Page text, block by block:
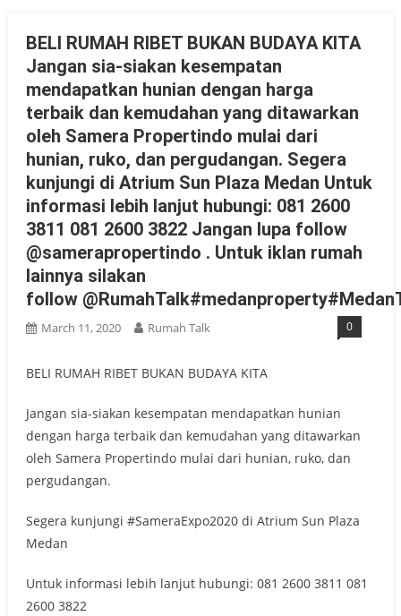
BELI RUMAH RIBET BUKAN BUDAYA KITA
Jangan sia-siakan kesempatan
mendapatkan hunian dengan harga
terbaik dan kemudahan yang ditawarkan
oleh Samera Propertindo mulai dari
hunian, ruko, dan pergudangan. Segera
kunjungi di Atrium Sun Plaza Medan Untuk
informasi lebih lanjut hubungi: 081 2600
3811 081 2600 3822 Jangan lupa follow
@samerapropertindo . Untuk iklan rumah
lainnya silakan
follow
March 11, 2020 Rumah Talk 0
BELI RUMAH RIBET BUKAN BUDAYA KITA
Jangan sia-siakan kesempatan mendapatkan hunian
dengan harga terbaik dan kemudahan yang ditawarkan
oleh Samera Propertindo mulai dari hunian, ruko, dan
pergudangan.
Segera kunjungi #SameraExpo2020 di Atrium Sun Plaza
Medan
Untuk informasi lebih lanjut hubungi: 081 2600 3811 081
2600 3822